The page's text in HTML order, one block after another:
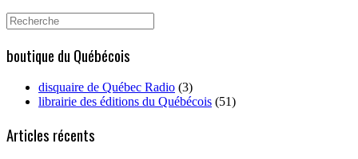
Search
for:
boutique du Québécois
disquaire de Québec Radio (3)
librairie des éditions du Québécois (51)
Articles récents